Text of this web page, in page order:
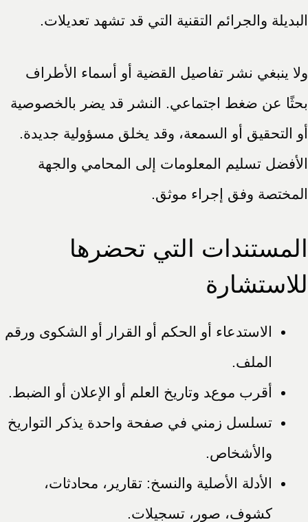
البديلة والجرائم التقنية التي قد تشهد تعديلات.
ولا ينبغي نشر تفاصيل القضية أو أسماء الأطراف
بحثًا عن ضغط اجتماعي. النشر قد يضر بالخصوصية
أو التحقيق أو السمعة، وقد يخلق مسؤولية جديدة.
الأفضل تسليم المعلومات إلى المحامي والجهة
المختصة وفق إجراء موثق.
المستندات التي تحضرها
للاستشارة
الاستدعاء أو الحكم أو القرار أو الشكوى ورقم
الملف.
أقرب موعد وتاريخ العلم أو الإعلان أو الضبط.
تسلسل زمني في صفحة واحدة يذكر التواريخ
والأشخاص.
الأدلة الأصلية والنسخ: تقارير، محادثات،
كشوف، صور، تسجيلات.